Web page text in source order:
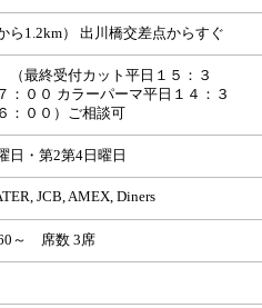
ら1.2km） 出川橋交差点からすぐ
（最終受付カット平日１５：３
００ カラーパーマ平日１４：３
：００）ご相談可
日・第2第4日曜日
JCB, AMEX, Diners
～ 席数 3席